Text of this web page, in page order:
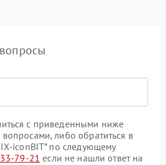
с приведенными ниже
либо обратиться в
iconBIT” по следующему
79-21 если не нашли ответ на